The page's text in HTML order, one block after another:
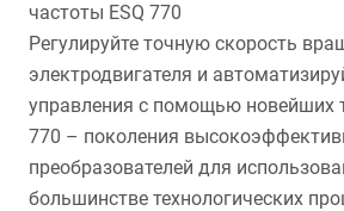
частоты ESQ 770
Регулируйте точную скорость
электродвигателя и
управления с помощью новейших
770 – поколения
преобразователей для
большинстве технологических